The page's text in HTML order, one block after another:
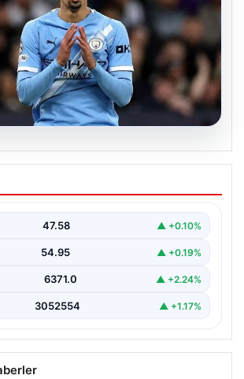
Orta Sahaya Dev Transfer
City’nin Yıldızı
sezon için olası transfer planlarında
güçlü bir takviye yapma…
47.58 ▲ +0.10%
54.95 ▲ +0.19%
6371.0 ▲ +2.24%
3052554 ▲ +1.17%